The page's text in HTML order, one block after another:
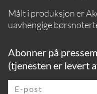
Målt i produksjon er
uavhengige
Abonner på
(tjenesten er levert
E-post